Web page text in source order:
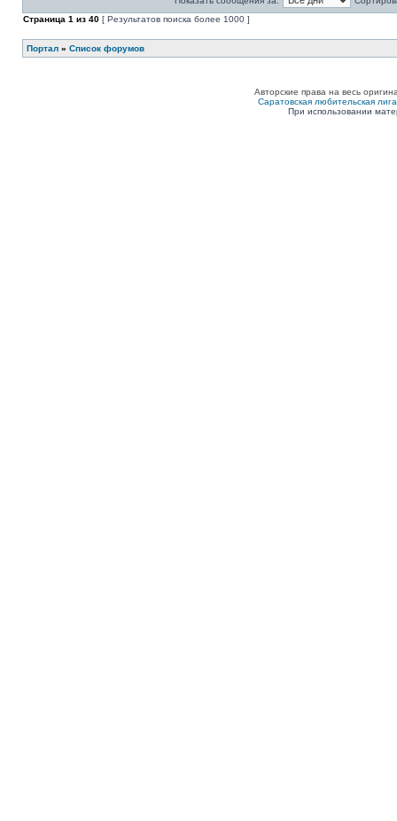
Страница 1 из 40 [ Результатов поиска более 1000 ]
Портал » Список форумов
Авторские права на весь
Саратовская любительская
При использовании